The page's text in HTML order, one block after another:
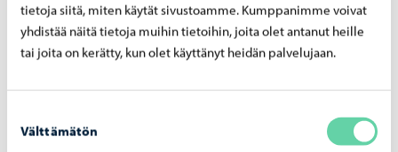
tietoja siitä, miten käytät sivustoamme. Kumppanimme voivat
yhdistää näitä tietoja muihin tietoihin, joita olet antanut heille
tai joita on kerätty, kun olet käyttänyt heidän palvelujaan.
valinta
Välttämätön
Den fördjupade lärokursen i musik omfattar, utöver
huvudämnesstudier, även andra studieområden:
Undervisningen sker i grupper, och vissa kurser finns